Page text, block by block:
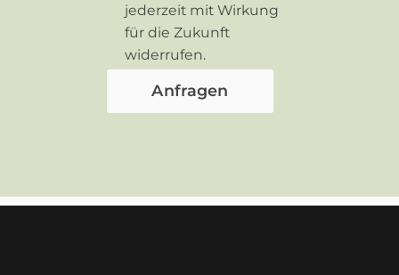
jederzeit mit Wirkung
für die Zukunft
widerrufen.